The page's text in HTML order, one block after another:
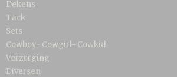
Dekens
Tack
Sets
Cowboy- Cowgirl- Cowkid
Verzorging
Diversen